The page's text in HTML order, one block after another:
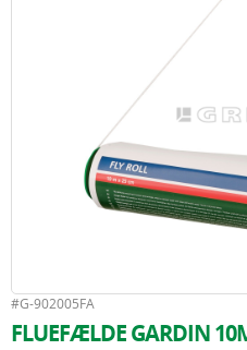
#G-902005FA
FLUEFÆLDE GARDIN